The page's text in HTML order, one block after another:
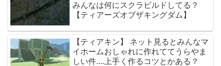
みんなは何にスクラビルドしてる？
【ティアーズオブザキングダム】
【ティアキン】 ネット見るとみんなマ
イホームおしゃれに作れててうらやま
しい件....上手く作るコツとかある？